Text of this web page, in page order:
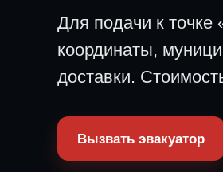
Для подачи к точке
координаты,
доставки.
Вызвать эвакуатор